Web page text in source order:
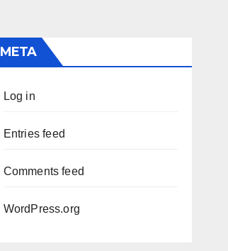
META
Log in
Entries feed
Comments feed
WordPress.org